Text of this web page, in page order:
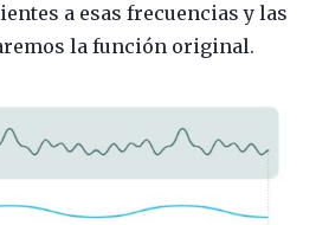
a esas frecuencias y las
la función original.